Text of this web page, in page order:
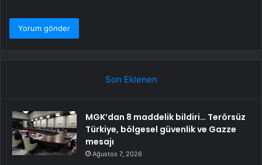
Son Eklenen
MGK’dan 8 maddelik bildiri… Terörsüz
Türkiye, bölgesel güvenlik ve Gazze
mesajı
Ağustos 7, 2026